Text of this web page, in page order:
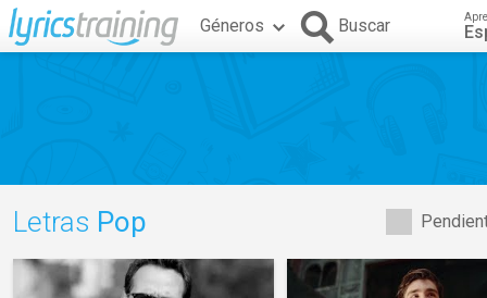
Géneros Buscar
Letras Pop